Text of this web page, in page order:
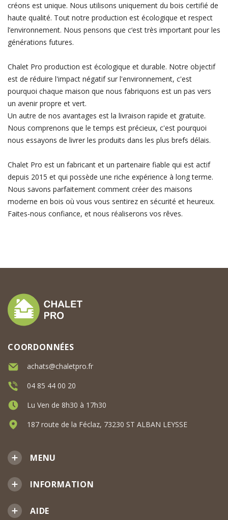
créons est unique. Nous utilisons uniquement du bois certifié de
haute qualité. Tout notre production est écologique et respect
l’environnement. Nous pensons que c‘est très important pour les
générations futures.
Chalet Pro production est écologique et durable. Notre objectif
est de réduire l'impact négatif sur l'environnement, c'est
pourquoi chaque maison que nous fabriquons est un pas vers
un avenir propre et vert.
Un autre de nos avantages est la livraison rapide et gratuite.
Nous comprenons que le temps est précieux, c'est pourquoi
nous essayons de livrer les produits dans les plus brefs délais.
Chalet Pro est un fabricant et un partenaire fiable qui est actif
depuis 2015 et qui possède une riche expérience à long terme.
Nous savons parfaitement comment créer des maisons
moderne en bois où vous vous sentirez en sécurité et heureux.
Faites-nous confiance, et nous réaliserons vos rêves.
MENU
INFORMATION
AIDE
COORDONNÉES
achats@chaletpro.fr
04 85 44 00 20
Lu Ven de 8h30 à 17h30
187 route de la Féclaz, 73230 ST ALBAN LEYSSE